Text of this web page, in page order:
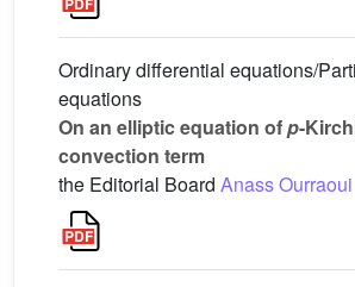
Ordinary differential equations/
equations
On an elliptic equation ofp-
convection term
the Editorial Board Anass Ourraoui